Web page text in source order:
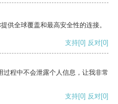
供全球覆盖和最高安全性的连接。
支持[0] 反对[0]
程中不会泄露个人信息，让我非常
支持[0] 反对[0]